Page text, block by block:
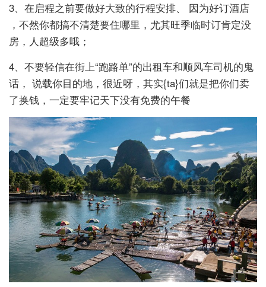
3、在启程之前要做好大致的行程安排、 因为好订酒店
，不然你都搞不清楚要住哪里，尤其旺季临时订肯定没
房，人超级多哦；
4、不要轻信在街上“跑路单”的出租车和顺风车司机的鬼
话， 说载你目的地，很近呀，其实{ta}们就是把你们卖
了换钱，一定要牢记天下没有免费的午餐